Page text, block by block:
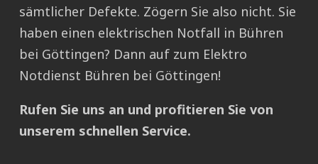
sämtlicher Defekte. Zögern Sie also nicht. Sie
haben einen elektrischen Notfall in Bühren
bei Göttingen? Dann auf zum Elektro
Notdienst Bühren bei Göttingen!
Rufen Sie uns an und profitieren Sie von
unserem schnellen Service.